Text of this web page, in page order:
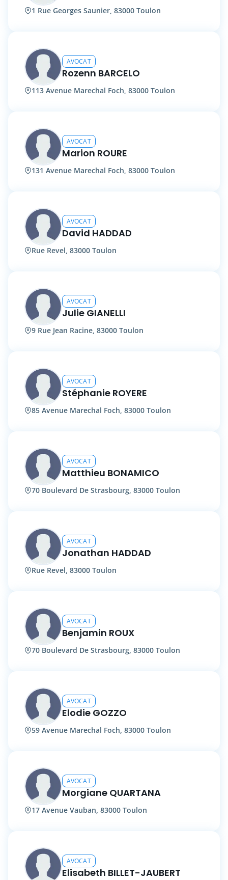
1 Rue Georges Saunier, 83000 Toulon
AVOCAT
Rozenn BARCELO
113 Avenue Marechal Foch, 83000 Toulon
AVOCAT
Marion ROURE
131 Avenue Marechal Foch, 83000 Toulon
AVOCAT
David HADDAD
Rue Revel, 83000 Toulon
AVOCAT
Julie GIANELLI
9 Rue Jean Racine, 83000 Toulon
AVOCAT
Stéphanie ROYERE
85 Avenue Marechal Foch, 83000 Toulon
AVOCAT
Matthieu BONAMICO
70 Boulevard De Strasbourg, 83000 Toulon
AVOCAT
Jonathan HADDAD
Rue Revel, 83000 Toulon
AVOCAT
Benjamin ROUX
70 Boulevard De Strasbourg, 83000 Toulon
AVOCAT
Elodie GOZZO
59 Avenue Marechal Foch, 83000 Toulon
AVOCAT
Morgiane QUARTANA
17 Avenue Vauban, 83000 Toulon
AVOCAT
Elisabeth BILLET-JAUBERT